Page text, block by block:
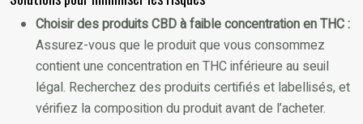
Choisir des produits CBD à faible concentration en THC :
Assurez-vous que le produit que vous consommez
contient une concentration en THC inférieure au seuil
légal. Recherchez des produits certifiés et labellisés, et
vérifiez la composition du produit avant de l’acheter.